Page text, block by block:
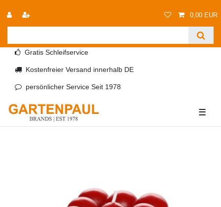
0,00 EUR
Gratis Schleifservice
Kostenfreier Versand innerhalb DE
persönlicher Service Seit 1978
☰